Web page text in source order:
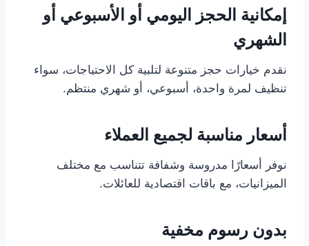
إمكانية الحجز اليومي أو الأسبوعي أو
الشهري
نقدم خيارات حجز متنوعة لتلبية كل الاحتياجات، سواء
تنظيف لمرة واحدة، أسبوعي، أو شهري منتظم.
أسعار مناسبة لجميع العملاء
نوفر أسعارًا مدروسة وشفافة تتناسب مع مختلف
الميزانيات، مع باقات اقتصادية للعائلات.
بدون رسوم مخفية